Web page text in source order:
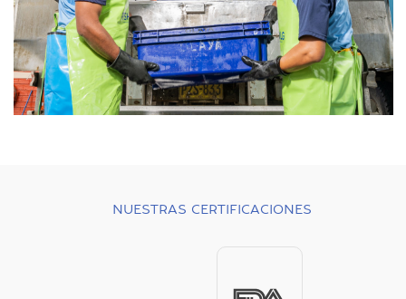
NUESTRAS CERTIFICACIONES